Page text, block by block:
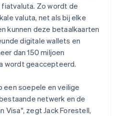
Zo wordt de
valuta, net als bij elke
kunnen deze betaalkaarten
digitale wallets en
dan 150 miljoen
wordt geaccepteerd.
een soepele en veilige
netwerk en de
Visa", zegt Jack Forestell,